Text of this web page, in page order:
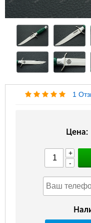
1
Цена:
+
-